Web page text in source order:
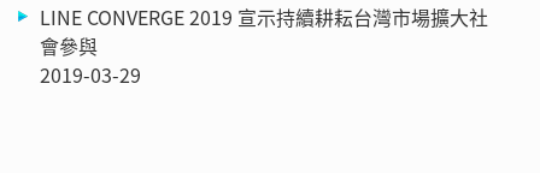
LINE CONVERGE 2019 宣示持續耕耘台灣市場擴大社
會參與
2019-03-29